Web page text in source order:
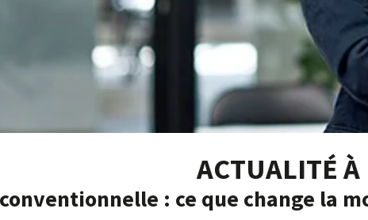
ACTUALITÉ À
: ce que change la